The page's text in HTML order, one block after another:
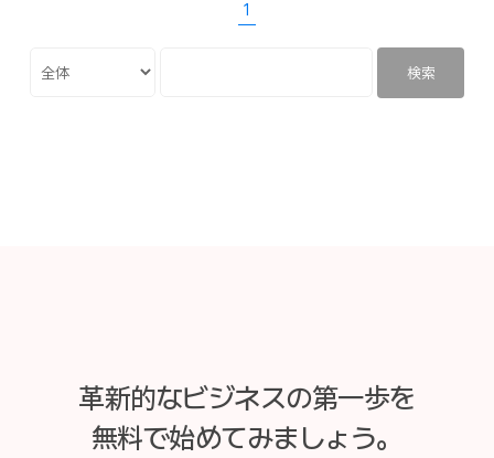
1
検索
革新的なビジネスの第一歩を
無料で始めてみましょう。